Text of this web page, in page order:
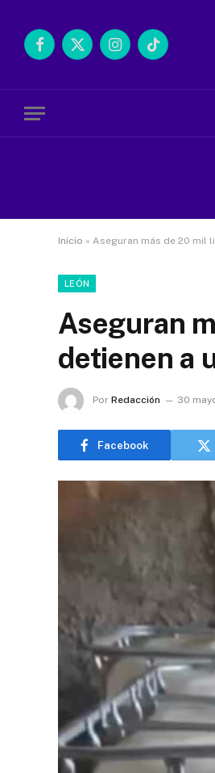
Facebook
X
InstagramTikTok
Inicio » Aseguran más de 20 mil
LEÓN
Aseguran
detienen a
Por Redacción 30
Facebook